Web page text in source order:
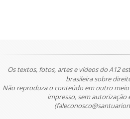
Os textos, fotos, artes e vídeos do A12
brasileira sobre
Não reproduza o conteúdo em outro
impresso, sem autorização